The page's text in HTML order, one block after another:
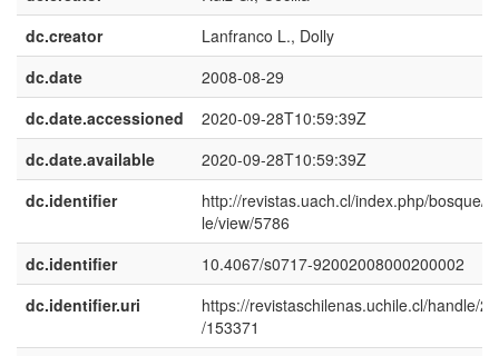
dc.creator
Lanfranco L., Dolly
dc.date
2008-08-29
dc.date.accessioned
2020-09-28T10:59:39Z
dc.date.available
2020-09-28T10:59:39Z
dc.identifier
http://revistas.uach.cl/index.php/bosque/
le/view/5786
dc.identifier
10.4067/s0717-92002008000200002
dc.identifier.uri
https://revistaschilenas.uchile.cl/handle/
/153371